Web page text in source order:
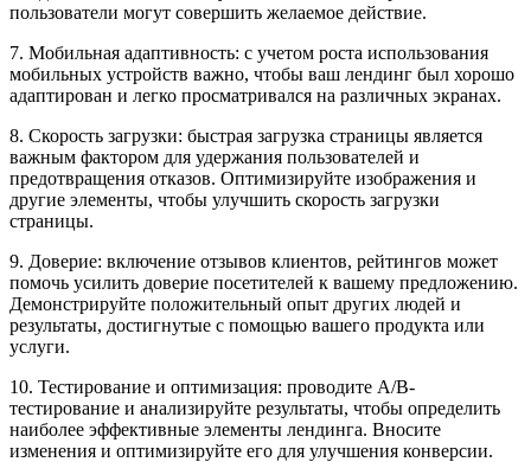
пользователи могут совершить желаемое действие.
7. Мобильная адаптивность: с учетом роста использования
мобильных устройств важно, чтобы ваш лендинг был хорошо
адаптирован и легко просматривался на различных экранах.
8. Скорость загрузки: быстрая загрузка страницы является
важным фактором для удержания пользователей и
предотвращения отказов. Оптимизируйте изображения и
другие элементы, чтобы улучшить скорость загрузки
страницы.
9. Доверие: включение отзывов клиентов, рейтингов может
помочь усилить доверие посетителей к вашему предложению.
Демонстрируйте положительный опыт других людей и
результаты, достигнутые с помощью вашего продукта или
услуги.
10. Тестирование и оптимизация: проводите A/B-
тестирование и анализируйте результаты, чтобы определить
наиболее эффективные элементы лендинга. Вносите
изменения и оптимизируйте его для улучшения конверсии.